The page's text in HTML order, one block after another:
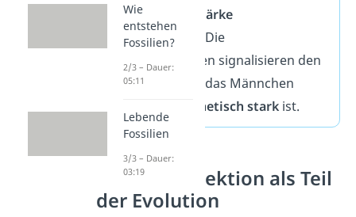
Kämpfen ihre
Stärke
demonstrieren. Die
Verhaltensweisen signalisieren den
Weibchen, dass das Männchen
genetisch stark ist.
Sexuelle Selektion als Teil
der Evolution
Wie
entstehen
Fossilien?
2/3 – Dauer:
05:11
Lebende
Fossilien
3/3 – Dauer:
03:19